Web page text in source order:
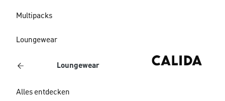
Multipacks
Loungewear
Loungewear
Alles entdecken